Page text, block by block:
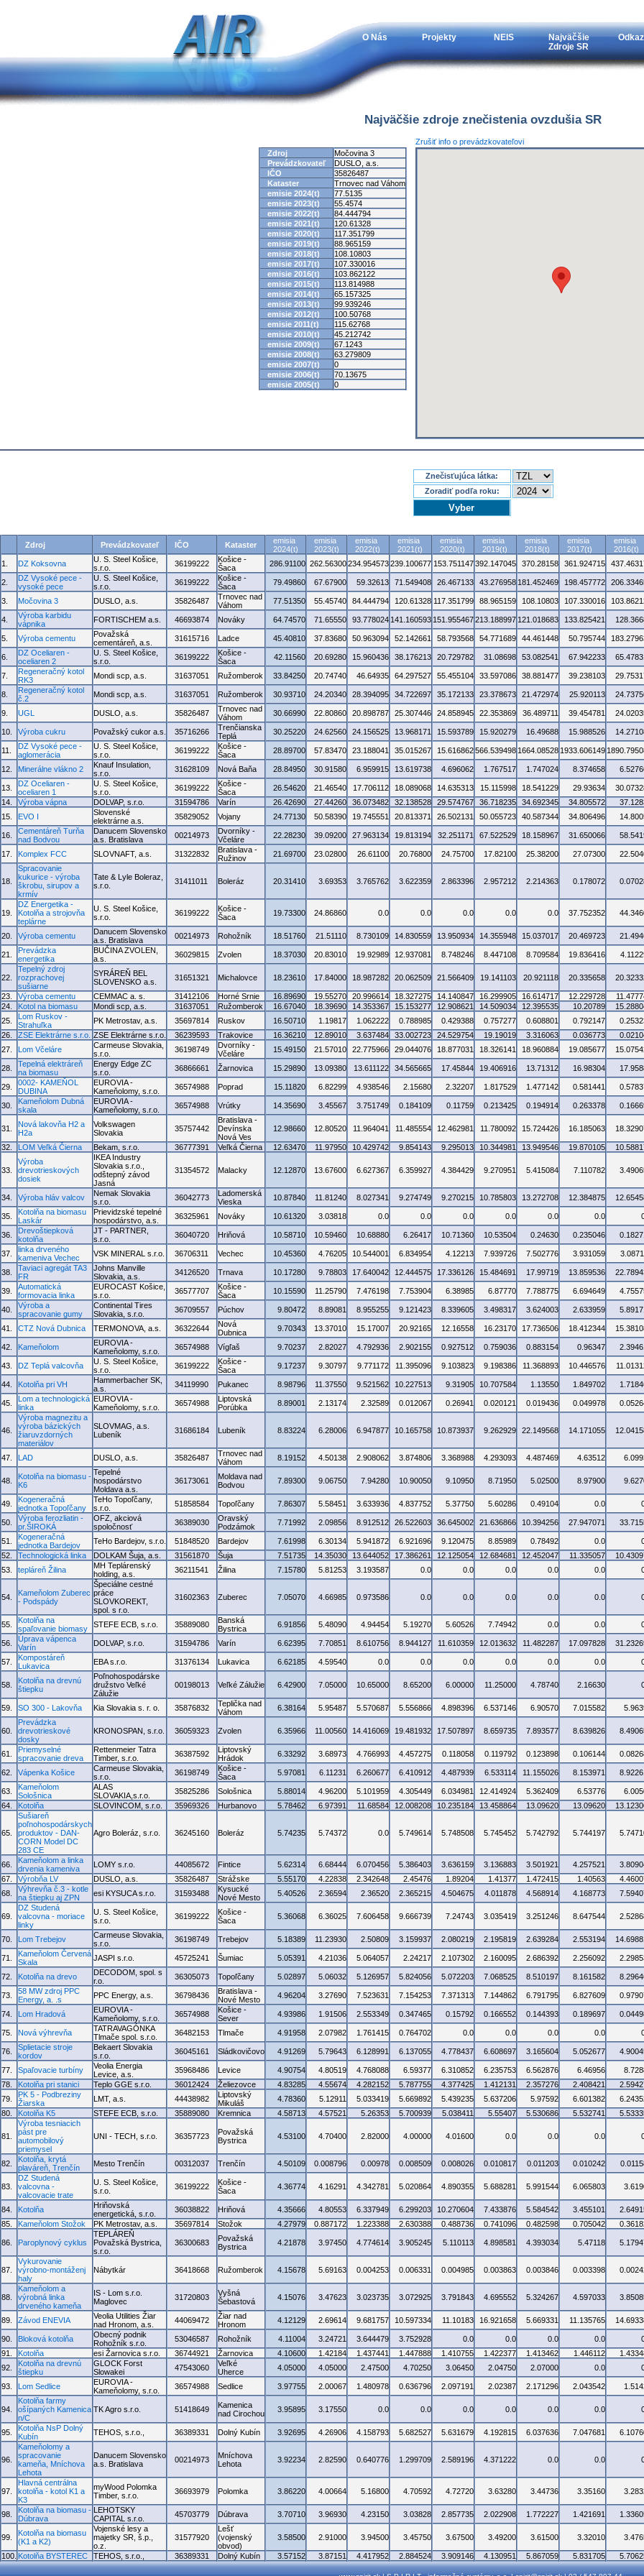
O Nás Projekty NEIS
Najväčšie
Zdroje SR
Najväčšie zdroje znečistenia ovzdušia SR
Zrušiť info o prevádzkovateľovi
Zdroj
Močovina 3
Prevádzkovateľ
DUSLO, a.s.
IČO
35826487
Kataster
Trnovec nad Váhom
emisie 2024(t)
77.5135
emisie 2023(t)
55.4574
emisie 2022(t)
84.444794
emisie 2021(t)
120.61328
emisie 2020(t)
117.351799
emisie 2019(t)
88.965159
emisie 2018(t)
108.10803
emisie 2017(t)
107.330016
emisie 2016(t)
103.862122
emisie 2015(t)
113.814988
emisie 2014(t)
65.157325
emisie 2013(t)
99.939246
emisie 2012(t)
100.50768
emisie 2011(t)
115.62768
emisie 2010(t)
45.212742
emisie 2009(t)
67.1243
emisie 2008(t)
63.279809
emisie 2007(t)
0
emisie 2006(t)
70.13675
emisie 2005(t)
0
Znečisťujúca látka:
Zoradiť podľa roku:
Zdroj Prevádzkovateľ IČO Kataster
emisia
2024(t)
emisia
2023(t)
emisia
2022(t)
emisia
2021(t)
emisia
2020(t)
emisia
2019(t)
emisia
2018(t)
emisia
2017(t)
emisia
2016(t)
1.
DZ Koksovna
U. S. Steel Košice,
s.r.o.
36199222
Košice -
Šaca
286.91100 262.56300234.954573239.100677 153.751147392.147045 370.28158 361.924715
2.
DZ Vysoké pece -
vysoké pece
U. S. Steel Košice,
s.r.o.
36199222
Košice -
Šaca
79.49860 67.67900 59.32613 71.549408 26.467133 43.276958 181.452469 198.457772
3. Močovina 3 DUSLO, a.s. 35826487
Trnovec nad
Váhom
77.51350 55.45740 84.444794 120.61328 117.351799 88.965159 108.10803 107.330016
4.
Výroba karbidu
vápnika
FORTISCHEM a.s. 46693874 Nováky 64.74570 71.65550 93.778024 141.160593 151.955467213.188997 121.018683 133.825421
5. Výroba cementu
Považská
cementáreň, a.s.
31615716 Ladce 45.40810 37.83680 50.963094 52.142661 58.793568 54.771689 44.461448 50.795744
6.
DZ Oceliaren -
oceliaren 2
U. S. Steel Košice,
s.r.o.
36199222
Košice -
Šaca
42.11560 20.69280 15.960436 38.176213 20.729782 31.08698 53.082541 67.942233
7.
Regeneračný kotol
RK3
Mondi scp, a.s. 31637051 Ružomberok 33.84250 20.74740 46.64935 64.297527 55.455104 33.597086 38.881477 39.238103
8.
Regeneračný kotol
č.2
Mondi scp, a.s. 31637051 Ružomberok 30.93710 24.20340 28.394095 34.722697 35.172133 23.378673 21.472974 25.920113
9. UGL DUSLO, a.s. 35826487
Trnovec nad
Váhom
30.66990 22.80860 20.898787 25.307446 24.858945 22.353869 36.489711 39.454781
10. Výroba cukru Považský cukor a.s. 35716266
Trenčianska
Teplá
30.25220 24.62560 24.156525 13.968171 15.593789 15.920279 16.49688 15.988526
11.
DZ Vysoké pece -
aglomerácia
U. S. Steel Košice,
s.r.o.
36199222
Košice -
Šaca
28.89700 57.83470 23.188041 35.015267 15.616862566.539498 1664.08528 1933.606149
12. Minerálne vlákno 2
Knauf Insulation,
s.r.o.
31628109 Nová Baňa 28.84950 30.91580 6.959915 13.619738 4.696062 1.767517 1.747024 8.374658
13.
DZ Oceliaren -
oceliaren 1
U. S. Steel Košice,
s.r.o.
36199222
Košice -
Šaca
26.54620 21.46540 17.706112 18.089068 14.635313 15.115998 18.541229 29.93634
14.
Výroba vápna DOLVAP, s.r.o. 31594786 Varín 26.42690 27.44260 36.073482 32.138528 29.574767 36.718235 34.692345 34.805572
15.
EVO I
Slovenské
elektrárne a.s.
35829052 Vojany 24.77130 50.58390 19.745551 20.813371 26.502131 50.055723 40.587344 34.806496
16.
Cementáreň Turňa
nad Bodvou
Danucem Slovensko
a.s. Bratislava
00214973
Dvorníky -
Včeláre
22.28230 39.09200 27.963134 19.813194 32.251171 67.522529 18.158967 31.650066
17. Komplex FCC SLOVNAFT, a.s. 31322832
Bratislava -
Ružinov
21.69700 23.02800 26.61100 20.76800 24.75700 17.82100 25.38200 27.07300
18.
Spracovanie
kukurice - výroba
škrobu, sirupov a
krmív
Tate & Lyle Boleraz,
s.r.o.
31411011 Boleráz 20.31410 3.69353 3.765762 3.622359 2.863396 2.957212 2.214363 0.178072
19.
DZ Energetika -
Kotolňa a strojovňa
teplárne
U. S. Steel Košice,
s.r.o.
36199222
Košice -
Šaca
19.73300 24.86860 0.0 0.0 0.0 0.0 0.0 37.752352
20. Výroba cementu
Danucem Slovensko
a.s. Bratislava
00214973 Rohožník 18.51760 21.51110 8.730109 14.830559 13.950934 14.355948 15.037017 20.469723
21.
Prevádzka
energetika
BUČINA ZVOLEN,
a.s.
36029815 Zvolen 18.37030 20.83010 19.92989 12.937081 8.748246 8.447108 8.709584 19.836416
22.
Tepelný zdroj
rozprachovej
sušiarne
SYRÁREŇ BEL
SLOVENSKO a.s.
31651321 Michalovce 18.23610 17.84000 18.987282 20.062509 21.566409 19.141103 20.921118 20.335658
23. Výroba cementu CEMMAC a. s. 31412106 Horné Srnie 16.89690 19.55270 20.996614 18.327275 14.140847 16.299905 16.614717 12.229728
24.
Kotol na biomasu Mondi scp, a.s. 31637051 Ružomberok 16.67040 18.39690 14.353367 15.153277 12.908621 14.509034 12.395535 10.20789
25.
Lom Ruskov -
Strahuľka
PK Metrostav, a.s. 35697814 Ruskov 16.50710 1.19817 1.062222 0.788985 0.429388 0.757277 0.608801 0.792147
26.
ZSE Elektrárne s.r.o. ZSE Elektrárne s.r.o. 36239593 Trakovice 16.36210 12.89010 3.637484 33.002723 24.529754 19.19019 3.316063 0.036773
27.
Lom Včeláre
Carmeuse Slovakia,
s.r.o.
36198749
Dvorníky -
Včeláre
15.49150 21.57010 22.775966 29.044076 18.877031 18.326141 18.960884 19.085677
28.
Tepelná elektráreň
na biomasu
Energy Edge ZC
s.r.o.
36866661 Žarnovica 15.29890 13.09380 13.611122 34.565665 17.45844 19.406916 13.71312 16.98304
29.
0002- KAMEŇOL
DUBINA
EUROVIA -
Kameňolomy, s.r.o.
36574988 Poprad 15.11820 6.82299 4.938546 2.15680 2.32207 1.817529 1.477142 0.581441
30.
Kameňolom Dubná
skala
EUROVIA -
Kameňolomy, s.r.o.
36574988 Vrútky 14.35690 3.45567 3.751749 0.184109 0.11759 0.213425 0.194914 0.263378
31.
Nová lakovňa H2 a
H2a
Volkswagen
Slovakia
35757442
Bratislava -
Devínska
Nová Ves
12.98660 12.80520 11.964041 11.485554 12.462981 11.780092 15.724426 16.185063
32. LOM Veľká Čierna Bekam, s.r.o. 36777391 Veľká Čierna 12.63470 11.97950 10.429742 9.854143 9.295013 10.344981 13.949546 19.870105
33.
Výroba
drevotrieskových
dosiek
IKEA Industry
Slovakia s.r.o.,
odštepný závod
Jasná
31354572 Malacky 12.12870 13.67600 6.627367 6.359927 4.384429 9.270951 5.415084 7.110782
34. Výroba hláv valcov
Nemak Slovakia
s.r.o.
36042773
Ladomerská
Vieska
10.87840 11.81240 8.027341 9.274749 9.270215 10.785803 13.272708 12.384875
35.
Kotolňa na biomasu
Laskár
Prievidzské tepelné
hospodárstvo, a.s.
36325961 Nováky 10.61320 3.03818 0.0 0.0 0.0 0.0 0.0 0.0
36.
Drevoštiepková
kotolňa
JT - PARTNER,
s.r.o.
36040720 Hriňová 10.58710 10.59460 10.68880 6.26417 10.71360 10.53504 0.24630 0.235046
37.
linka drveného
kameniva Vechec
VSK MINERAL s.r.o. 36706311 Vechec 10.45360 4.76205 10.544001 6.834954 4.12213 7.939726 7.502776 3.931059
38.
Taviaci agregát TA3
FR
Johns Manville
Slovakia, a.s.
34126520 Trnava 10.17280 9.78803 17.640042 12.444575 17.336126 15.484691 17.99719 13.859536
39.
Automatická
formovacia linka
EUROCAST Košice,
s.r.o.
36577707
Košice -
Šaca
10.15590 11.25790 7.476198 7.753904 6.38985 6.87770 7.788775 6.694649
40.
Výroba a
spracovanie gumy
Continental Tires
Slovakia, s.r.o.
36709557 Púchov 9.80472 8.89081 8.955255 9.121423 8.339605 3.498317 3.624003 2.633959
41. CTZ Nová Dubnica TERMONOVA, a.s. 36322644
Nová
Dubnica
9.70343 13.37010 15.17007 20.92165 12.16558 16.23170 17.736506 18.412344
42. Kameňolom
EUROVIA -
Kameňolomy, s.r.o.
36574988 Vígľaš 9.70237 2.82027 4.792936 2.902155 0.927512 0.759036 0.883154 0.96347
43. DZ Teplá valcovňa
U. S. Steel Košice,
s.r.o.
36199222
Košice -
Šaca
9.17237 9.30797 9.771172 11.395096 9.103823 9.198386 11.368893 10.446576
44. Kotolňa pri VH
Hammerbacher SK,
a.s.
34119990 Pukanec 8.98796 11.37550 9.521562 10.227513 9.31905 10.707584 1.13550 1.849702
45.
Lom a technologická
linka
EUROVIA -
Kameňolomy, s.r.o.
36574988
Liptovská
Porúbka
8.89001 2.13174 2.32589 0.012067 0.26941 0.020121 0.019436 0.049978
46.
Výroba magnezitu a
výroba bázických
žiaruvzdorných
materiálov
SLOVMAG, a.s.
Lubeník
31686184 Lubeník 8.83224 6.28006 6.947877 10.165758 10.873937 9.262929 22.149568 14.171055
47. LAD DUSLO, a.s. 35826487
Trnovec nad
Váhom
8.19152 4.50138 2.908062 3.874806 3.368988 4.293093 4.487469 4.63512
48.
Kotolňa na biomasu -
K6
Tepelné
hospodárstvo
Moldava a.s.
36173061
Moldava nad
Bodvou
7.89300 9.06750 7.94280 10.90050 9.10950 8.71950 5.02500 8.97900
49.
Kogeneračná
jednotka Topoľčany
TeHo Topoľčany,
s.r.o.
51858584 Topoľčany 7.86307 5.58451 3.633936 4.837752 5.37750 5.60286 0.49104 0.0
50.
Výroba ferozliatin -
pr.ŠIROKÁ
OFZ, akciová
spoločnosť
36389030
Oravský
Podzámok
7.71992 2.09856 8.912512 26.522603 36.645002 21.636866 10.394256 27.947071
51.
Kogeneračná
jednotka Bardejov
TeHo Bardejov, s.r.o. 51848520 Bardejov 7.61998 6.30134 5.941872 6.921696 9.120475 8.85989 0.78492 0.0
52.
Technologická linka DOLKAM Šuja, a.s. 31561870 Šuja 7.51735 14.35030 13.644052 17.386261 12.125054 12.684681 12.452047 11.335057
53.
tepláreň Žilina
MH Teplárenský
holding, a.s.
36211541 Žilina 7.15780 5.81253 3.193587 0.0 0.0 0.0 0.0 0.0
54.
Kameňolom Zuberec
- Podspády
Špeciálne cestné
práce
SLOVKOREKT,
spol. s r.o.
31602363 Zuberec 7.05070 4.66985 0.973586 0.0 0.0 0.0 0.0 0.0
55.
Kotolňa na
spaľovanie biomasy
STEFE ECB, s.r.o. 35889080
Banská
Bystrica
6.91856 5.48090 4.94454 5.19270 5.60526 7.74942 0.0 0.0
56.
Úprava vápenca
Varín
DOLVAP, s.r.o. 31594786 Varín 6.62395 7.70851 8.610756 8.944127 11.610359 12.013632 11.482287 17.097828
57.
Kompostáreň
Lukavica
EBA s.r.o. 31376134 Lukavica 6.62185 4.59540 0.0 0.0 0.0 0.0 0.0 0.0
58.
Kotolňa na drevnú
štiepku
Poľnohospodárske
družstvo Veľké
Zálužie
00198013 Veľké Zálužie 6.42900 7.05000 10.65000 8.65200 6.00000 11.25000 4.78740 2.16630
59. SO 300 - Lakovňa Kia Slovakia s. r. o. 35876832
Teplička nad
Váhom
6.38164 5.95487 5.570687 5.556866 4.898396 6.537146 6.90570 7.015582
60.
Prevádzka
drevotrieskové
dosky
KRONOSPAN, s.r.o. 36059323 Zvolen 6.35966 11.00560 14.416069 19.481932 17.507897 8.659735 7.893577 8.639826
61.
Priemyselné
spracovanie dreva
Rettenmeier Tatra
Timber, s.r.o.
36387592
Liptovský
Hrádok
6.33292 3.68973 4.766993 4.457275 0.118058 0.119792 0.123898 0.106144
62. Vápenka Košice
Carmeuse Slovakia,
s.r.o.
36198749
Košice -
Šaca
5.97081 6.11231 6.260677 6.410912 4.487939 6.533114 11.155026 8.153971
63.
Kameňolom
Sološnica
ALAS
SLOVAKIA,s.r.o.
35825286 Sološnica 5.88014 4.96200 5.101959 4.305449 6.034981 12.414924 5.362409 6.53776
64.
Kotolňa SLOVINCOM, s.r.o. 35969326 Hurbanovo 5.78462 6.97391 11.68584 12.008208 10.235184 13.458864 13.09620 13.09620
65.
Sušiareň
poľnohospodárskych
produktov - DAN-
CORN Model DC
283 CE
Agro Boleráz, s.r.o. 36245160 Boleráz 5.74235 5.74372 0.0 5.749614 5.748508 5.745452 5.742792 5.744197
66.
Kameňolom a linka
drvenia kameniva
LOMY s.r.o. 44085672 Fintice 5.62314 6.68444 6.070456 5.386403 3.636159 3.136883 3.501921 4.257521
67.
Výrobňa LV DUSLO, a.s. 35826487 Strážske 5.55170 4.22838 2.342648 2.45476 1.89204 1.41377 1.472415 1.40563
68.
Výhrevňa č.3 - kotle
na štiepku aj ZPN
esi KYSUCA s.r.o. 31593488
Kysucké
Nové Mesto
5.40526 2.36594 2.36520 2.365215 4.504675 4.011878 4.568914 4.168773
69.
DZ Studená
valcovna - moriace
linky
U. S. Steel Košice,
s.r.o.
36199222
Košice -
Šaca
5.36068 6.36025 7.606458 9.666739 7.24743 3.035419 3.251246 8.647544
70. Lom Trebejov
Carmeuse Slovakia,
s.r.o.
36198749 Trebejov 5.18389 11.23930 2.50809 3.159937 2.080219 2.195819 2.639284 2.553194
71.
Kameňolom Červená
Skala
JASPI s.r.o. 45725241 Šumiac 5.05391 4.21036 5.064057 2.24217 2.107302 2.160095 2.686392 2.256092
72. Kotolňa na drevo
DECODOM, spol. s
r.o.
36305073 Topoľčany 5.02897 5.06032 5.126957 5.824056 5.072203 7.068525 8.510197 8.161582
73.
58 MW zdroj PPC
Energy, a. .s
PPC Energy, a.s. 36798436
Bratislava -
Nové Mesto
4.96204 3.27690 7.523631 7.154253 7.371313 7.144862 6.791795 6.827609
74. Lom Hradová
EUROVIA -
Kameňolomy, s.r.o.
36574988
Košice -
Sever
4.93986 1.91506 2.553349 0.347465 0.15792 0.166552 0.144393 0.189697
75. Nová výhrevňa
TATRAVAGÓNKA
Tlmače spol. s.r.o.
36482153 Tlmače 4.91958 2.07982 1.761415 0.764702 0.0 0.0 0.0 0.0
76.
Splietacie stroje
kordov
Bekaert Slovakia
s.r.o.
36045161 Sládkovičovo 4.91269 5.79643 6.128991 6.137055 4.778437 6.608697 3.165604 5.052677
77. Spaľovacie turbíny
Veolia Energia
Levice, a.s.
35968486 Levice 4.90754 4.80519 4.768088 6.59377 6.310852 6.235753 6.562876 6.46956
78.
Kotolňa pri stanici Teplo GGE s.r.o. 36012424 Želiezovce 4.83285 4.55674 4.282152 5.787755 4.377425 1.412131 2.357276 2.408421
79.
PK 5 - Podbreziny
Žiarska
LMT, a.s. 44438982
Liptovský
Mikuláš
4.78360 5.12911 5.033419 5.669892 5.439235 5.637206 5.97592 6.601382
80.
Kotolňa K5 STEFE ECB, s.r.o. 35889080 Kremnica 4.58713 4.57521 5.26353 5.700939 5.038411 5.55407 5.530686 5.532741
81.
Výroba tesniacich
pást pre
automobilový
priemysel
UNI - TECH, s.r.o. 36357723
Považská
Bystrica
4.53100 4.70400 2.82000 4.00000 4.01600 0.0 0.0 0.0
82.
Kotolňa, krytá
plaváreň, Trenčín
Mesto Trenčín 00312037 Trenčín 4.50109 0.008796 0.00978 0.008509 0.008026 0.010817 0.011203 0.010242
83.
DZ Studená
valcovna -
valcovacie trate
U. S. Steel Košice,
s.r.o.
36199222
Košice -
Šaca
4.36774 4.16291 4.342781 5.020864 4.890355 5.688281 5.991544 6.065803
84. Kotolňa
Hriňovská
energetická, s.r.o.
36038822 Hriňová 4.35666 4.80553 6.337949 6.299203 10.270604 7.433876 5.584542 3.455101
85.
Kameňolom Stožok PK Metrostav, a.s. 35697814 Stožok 4.27979 0.887172 1.223388 2.630388 0.488736 0.741096 0.482598 0.705042
86. Paroplynový cyklus
TEPLÁREŇ
Považská Bystrica,
s.r.o.
36300683
Považská
Bystrica
4.21878 3.97450 4.774614 3.905245 5.110113 4.898581 4.393034 5.47118
87.
Vykurovanie
výrobno-montáženj
haly
Nábytkár 36418668 Ružomberok 4.15678 5.69163 0.004253 0.006331 0.004985 0.003863 0.003846 0.003398
88.
Kameňolom a
výrobná linka
drveného kameňa
IS - Lom s.r.o.
Maglovec
31720803
Vyšná
Šebastová
4.15076 3.47623 3.023735 3.072925 3.791843 4.695552 5.324267 4.597033
89. Závod ENEVIA
Veolia Utilities Žiar
nad Hronom, a.s.
44069472
Žiar nad
Hronom
4.12129 2.69614 9.681757 10.597334 11.10183 16.921658 5.669331 11.135765
90. Bloková kotolňa
Obecný podnik
Rohožník s.r.o.
53046587 Rohožník 4.11004 3.24721 3.644479 3.752928 0.0 0.0 0.0 0.0
91.
Kotolňa esi Žarnovica s.r.o. 36744921 Žarnovica 4.10600 1.42184 1.437441 1.447888 1.410755 1.422377 1.413462 1.446112
92.
Kotolňa na drevnú
štiepku
GLOCK Forst
Slowakei
47543060
Veľké
Uherce
4.05000 4.05000 2.47500 4.70250 3.06450 2.04750 2.07000 0.0
93. Lom Sedlice
EUROVIA -
Kameňolomy, s.r.o.
36574988 Sedlice 3.97755 2.00067 1.480978 0.636796 2.097191 2.02387 2.171296 2.043542
94.
Kotolňa farmy
ošípaných Kamenica
n/C
TK Agro s.r.o. 51418649
Kamenica
nad Cirochou
3.95895 3.17550 0.0 0.0 0.0 0.0 0.0 0.0
95.
Kotolňa NsP Dolný
Kubín
TEHOS, s.r.o., 36389331 Dolný Kubín 3.92695 4.26906 4.158793 5.682527 5.631679 4.192815 6.037636 7.047681
96.
Kameňolomy a
spracovanie
kameňa, Mníchova
Lehota
Danucem Slovensko
a.s. Bratislava
00214973
Mníchova
Lehota
3.92234 2.82590 0.640776 1.299709 2.589196 4.371222 0.0 0.0
97.
Hlavná centrálna
kotolňa - kotol K1 a
K3
myWood Polomka
Timber, s.r.o.
36693979 Polomka 3.86220 4.00664 5.16800 4.70592 4.72720 3.63280 3.44736 3.35160
98.
Kotolňa na biomasu -
Dúbrava
LEHOTSKY
CAPITAL s.r.o.
45703779 Dúbrava 3.70710 3.96930 4.23150 3.03828 2.857735 2.022908 1.772227 1.421691
99.
Kotolňa na biomasu
(K1 a K2)
Vojenské lesy a
majetky SR, š.p.,
o.z.
31577920
Lešť
(vojenský
obvod)
3.58500 2.91000 3.94500 3.45750 3.67500 3.49200 3.61500 3.32010
100. Kotolňa BYSTEREC TEHOS, s.r.o., 36389331 Dolný Kubín 3.57152 3.87151 4.417952 2.884524 3.909146 4.130951 5.867059 5.831705